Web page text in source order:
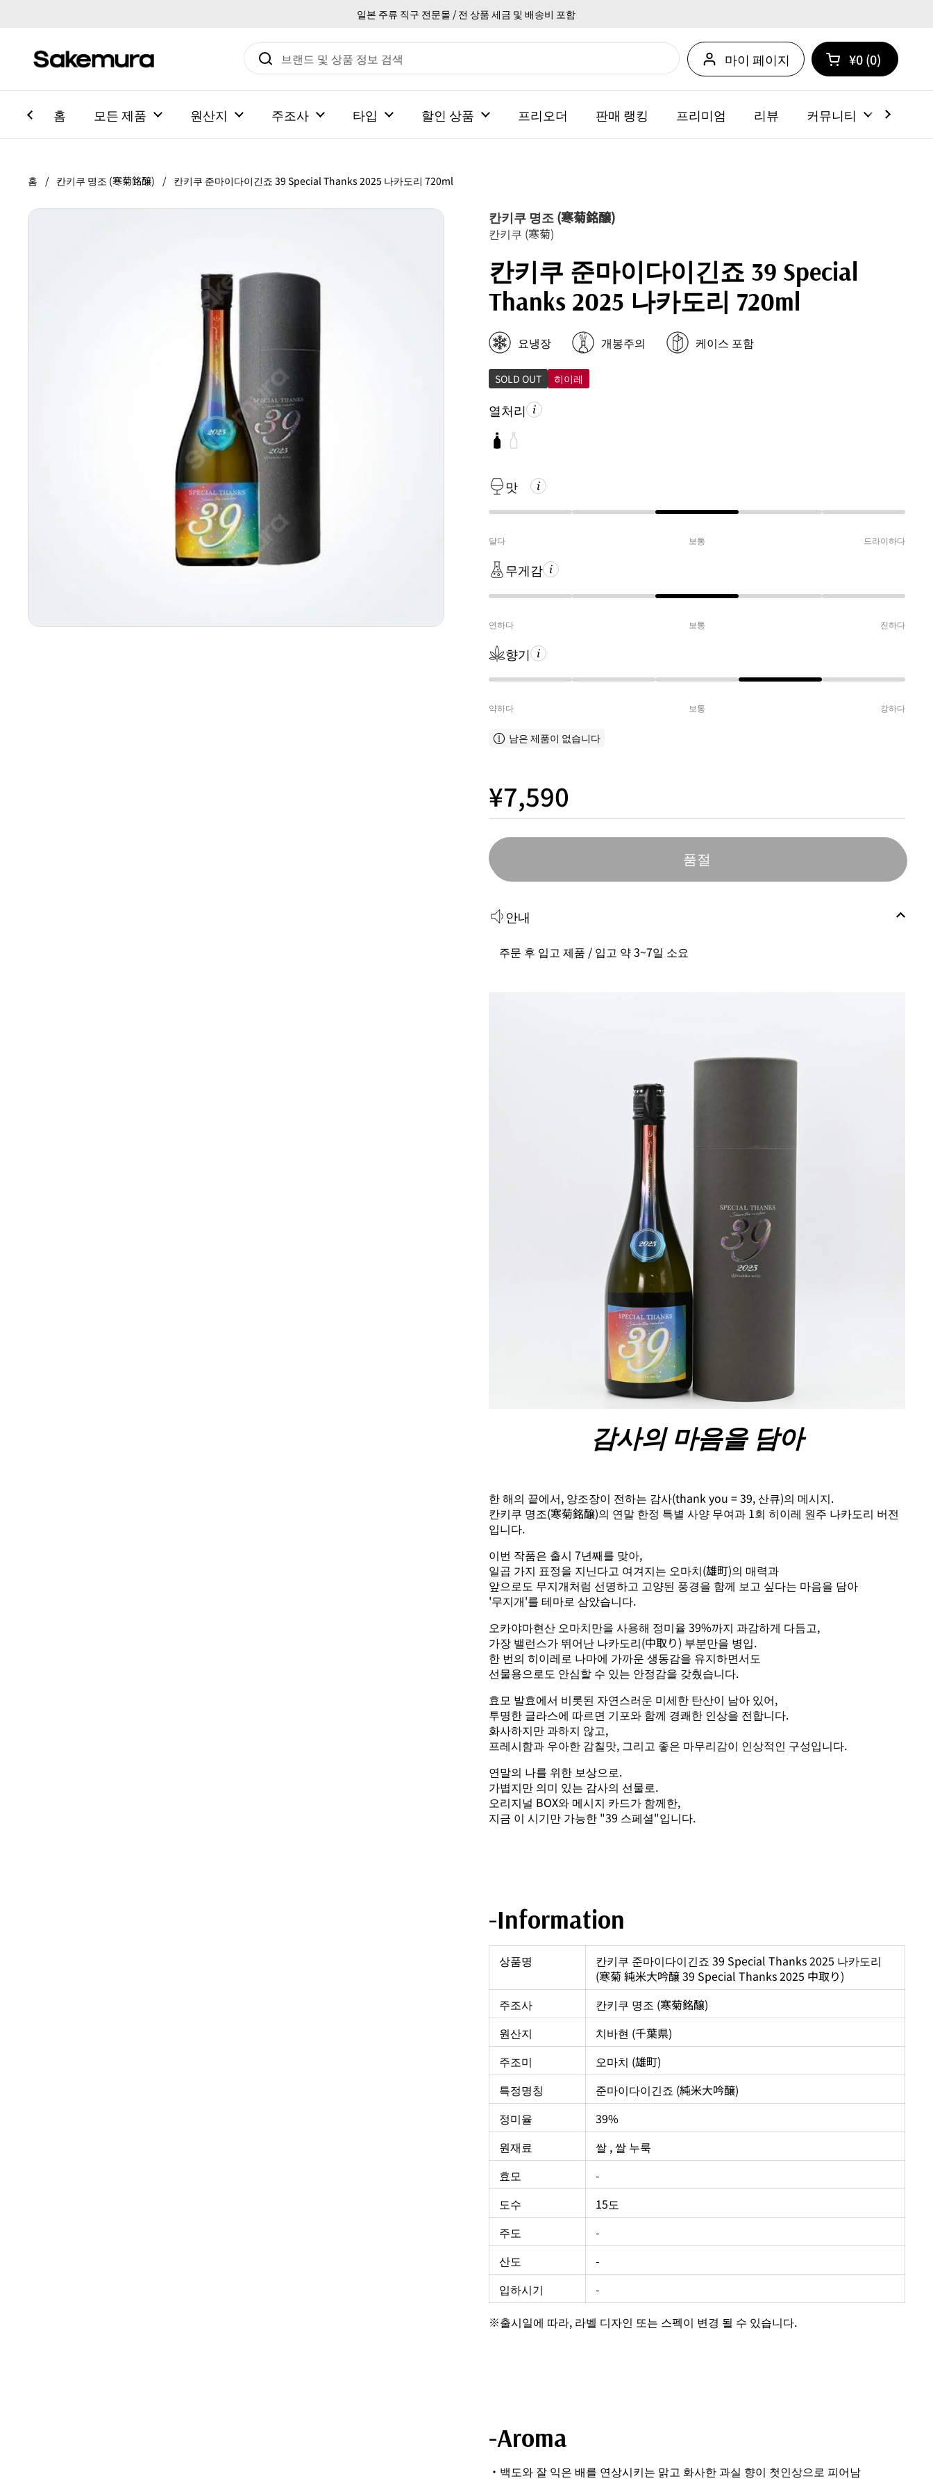
일본 주류 직구 전문몰 / 전 상품 세금 및 배송비 포함
마이 페이지 카트 열기
쇼핑 카트 총계:
¥0 0
카트 내에 제품
홈 모든 제품 원산지 주조사 타입 할인 상품 프리오더 판매 랭킹 프리미엄 리뷰 커뮤니티
홈 / 칸키쿠 명조 (寒菊銘醸) / 칸키쿠 준마이다이긴죠 39 Special Thanks 2025 나카도리 720ml
칸키쿠 명조 (寒菊銘醸)
칸키쿠 (寒菊)
칸키쿠 준마이다이긴죠 39 Special
Thanks 2025 나카도리 720ml
요냉장 개봉주의 케이스 포함
SOLD OUT 히이레
열처리
맛
달다 보통 드라이하다
무게감
연하다 보통 진하다
향기
약하다 보통 강하다
남은 제품이 없습니다
¥7,590
품절
안내
주문 후 입고 제품 / 입고 약 3~7일 소요
감사의 마음을 담아
한 해의 끝에서, 양조장이 전하는 감사(thank you = 39, 산큐)의 메시지.
칸키쿠 명조(寒菊銘醸)의 연말 한정 특별 사양 무여과 1회 히이레 원주 나카도리 버전
입니다.
이번 작품은 출시 7년째를 맞아,
일곱 가지 표정을 지닌다고 여겨지는 오마치(雄町)의 매력과
앞으로도 무지개처럼 선명하고 고양된 풍경을 함께 보고 싶다는 마음을 담아
'무지개'를 테마로 삼았습니다.
오카야마현산 오마치만을 사용해 정미율 39%까지 과감하게 다듬고,
가장 밸런스가 뛰어난 나카도리(中取り) 부분만을 병입.
한 번의 히이레로 나마에 가까운 생동감을 유지하면서도
선물용으로도 안심할 수 있는 안정감을 갖췄습니다.
효모 발효에서 비롯된 자연스러운 미세한 탄산이 남아 있어,
투명한 글라스에 따르면 기포와 함께 경쾌한 인상을 전합니다.
화사하지만 과하지 않고,
프레시함과 우아한 감칠맛, 그리고 좋은 마무리감이 인상적인 구성입니다.
연말의 나를 위한 보상으로.
가볍지만 의미 있는 감사의 선물로.
오리지널 BOX와 메시지 카드가 함께한,
지금 이 시기만 가능한 "39 스페셜"입니다.
-Information
상품명
칸키쿠 준마이다이긴죠 39 Special Thanks 2025 나카도리
(寒菊 純米大吟醸 39 Special Thanks 2025 中取り)
주조사
칸키쿠 명조 (寒菊銘醸)
원산지
치바현 (千葉県)
주조미
오마치 (雄町)
특정명칭
준마이다이긴죠 (純米大吟醸)
정미율
39%
원재료
쌀 , 쌀 누룩
효모
-
도수
15도
주도
-
산도
-
입하시기
-
※출시일에 따라, 라벨 디자인 또는 스펙이 변경 될 수 있습니다.
-Aroma
・백도와 잘 익은 배를 연상시키는 맑고 화사한 과실 향이 첫인상으로 피어남